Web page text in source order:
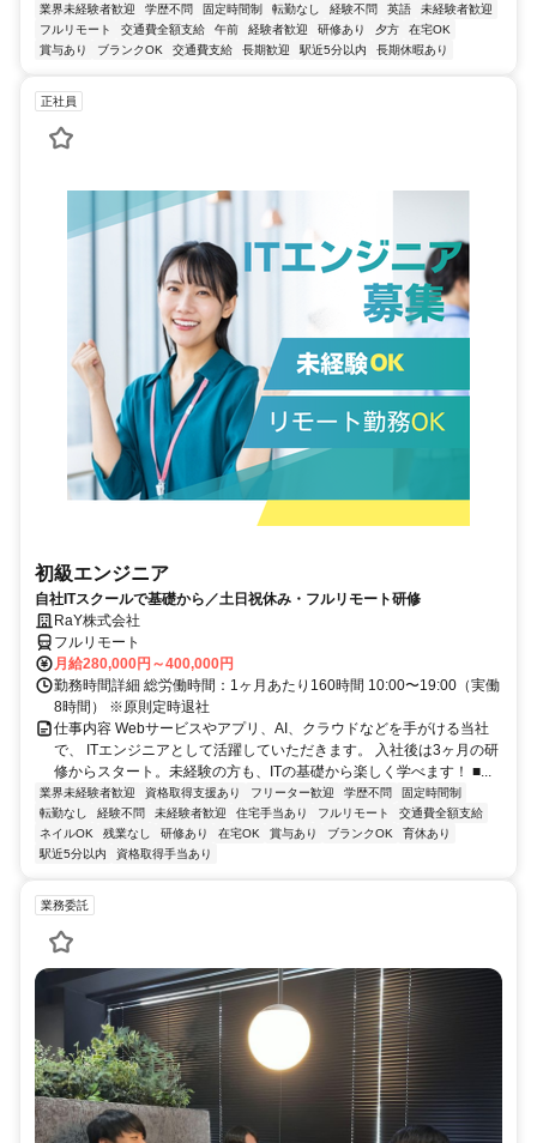
業界未経験者歓迎 学歴不問 固定時間制 転勤なし 経験不問 英語
未経験者歓迎
フルリモート
交通費全額支給 午前 経験者歓迎 研修あり 夕方
在宅OK
賞与あり
ブランクOK 交通費支給 長期歓迎 駅近5分以内 長期休暇あり
正社員
初級エンジニア
自社ITスクールで基礎から／土日祝休み・フルリモート研修
RaY株式会社
フルリモート
月給280,000円～400,000円
勤務時間詳細 総労働時間：1ヶ月あたり160時間 10:00〜19:00（実働
8時間） ※原則定時退社
仕事内容 Webサービスやアプリ、AI、クラウドなどを手がける当社
で、 ITエンジニアとして活躍していただきます。 入社後は3ヶ月の研
修からスタート。未経験の方も、ITの基礎から楽しく学べます！ ■...
業界未経験者歓迎 資格取得支援あり フリーター歓迎 学歴不問
固定時間制
転勤なし
経験不問 未経験者歓迎 住宅手当あり フルリモート
交通費全額支給
ネイルOK
残業なし 研修あり 在宅OK 賞与あり ブランクOK
育休あり
駅近5分以内
資格取得手当あり
業務委託